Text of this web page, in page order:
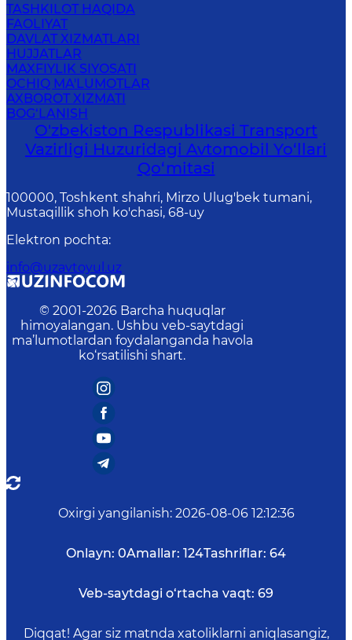
TASHKILOT HAQIDA
FAOLIYAT
DAVLAT XIZMATLARI
HUJJATLAR
MAXFIYLIK SIYOSATI
OCHIQ MA'LUMOTLAR
AXBOROT XIZMATI
BOG‘LANISH
O'zbekiston Respublikasi Transport
Vazirligi Huzuridagi Avtomobil Yo‘llari
Qo‘mitasi
100000, Toshkent shahri, Mirzo Ulug'bek tumani,
Mustaqillik shoh ko'chasi, 68-uy
Elektron pochta:
info@uzavtoyul.uz
© 2001-2026 Barcha huquqlar
himoyalangan. Ushbu veb-saytdagi
ma’lumotlardan foydalanganda havola
ko‘rsatilishi shart.
Oxirgi yangilanish: 2026-08-06 12:12:36
Onlayn: 0Amallar: 124Tashriflar: 64
Veb-saytdagi o‘rtacha vaqt: 69
Diqqat! Agar siz matnda xatoliklarni aniqlasangiz,